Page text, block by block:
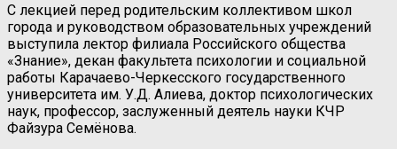
С лекцией перед родительским коллективом школ
города и руководством образовательных учреждений
выступила лектор филиала Российского общества
«Знание», декан факультета психологии и социальной
работы Карачаево-Черкесского государственного
университета им. У.Д. Алиева, доктор психологических
наук, профессор, заслуженный деятель науки КЧР
Файзура Семёнова.